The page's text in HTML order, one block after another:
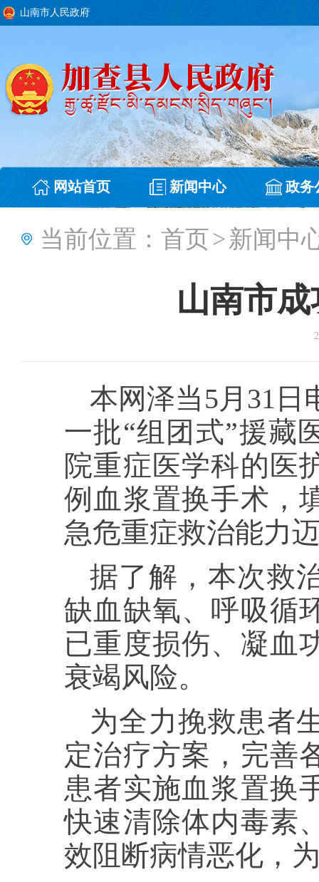
山南市人民政府
网站首页 新闻中心 政务
当前位置： 首页>新闻中
山南市
本网泽当5月31日
一批“组团式”援藏
院重症医学科的医
例血浆置换手术，
急危重症救治能力
据了解，本次救
缺血缺氧、呼吸循
已重度损伤、凝血
衰竭风险。
为全力挽救患者
定治疗方案，完善
患者实施血浆置换
快速清除体内毒素
效阻断病情恶化，